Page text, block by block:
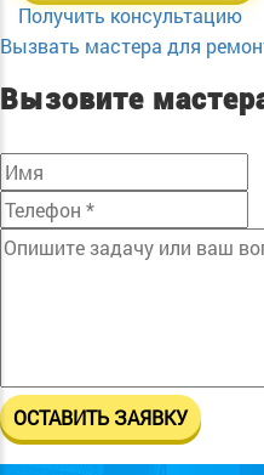
Получить консультацию
Вызвать мастера для
Вызовите